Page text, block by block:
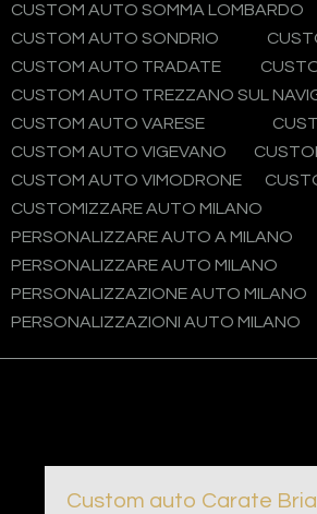
CUSTOM AUTO SOMMA LOMBARDO
CUSTOM AUTO SONDRIO
CUSTOM AUTO TRADATE
CUSTOM AUTO TREZZANO SUL
CUSTOM AUTO VARESE
CUSTOM AUTO VIGEVANO
CUSTOM AUTO VIMODRONE
CUSTOMIZZARE AUTO MILANO
PERSONALIZZARE AUTO A MILANO
PERSONALIZZARE AUTO MILANO
PERSONALIZZAZIONE AUTO MILANO
PERSONALIZZAZIONI AUTO MILANO
Custom auto Carate